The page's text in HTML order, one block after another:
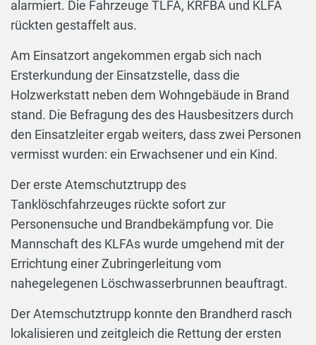
alarmiert. Die Fahrzeuge TLFA, KRFBA und KLFA
rückten gestaffelt aus.
Am Einsatzort angekommen ergab sich nach
Ersterkundung der Einsatzstelle, dass die
Holzwerkstatt neben dem Wohngebäude in Brand
stand. Die Befragung des des Hausbesitzers durch
den Einsatzleiter ergab weiters, dass zwei Personen
vermisst wurden: ein Erwachsener und ein Kind.
Der erste Atemschutztrupp des
Tanklöschfahrzeuges rückte sofort zur
Personensuche und Brandbekämpfung vor. Die
Mannschaft des KLFAs wurde umgehend mit der
Errichtung einer Zubringerleitung vom
nahegelegenen Löschwasserbrunnen beauftragt.
Der Atemschutztrupp konnte den Brandherd rasch
lokalisieren und zeitgleich die Rettung der ersten